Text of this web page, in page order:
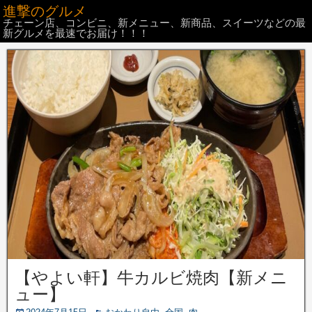
進撃のグルメ
チェーン店、コンビニ、新メニュー、新商品、スイーツなどの最
新グルメを最速でお届け！！！
【やよい軒】牛カルビ焼肉【新メニ
ュー】